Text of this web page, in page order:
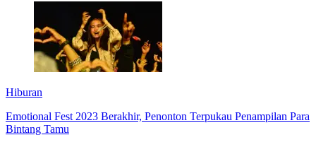
Hiburan
Emotional Fest 2023 Berakhir, Penonton Terpukau Penampilan Para
Bintang Tamu